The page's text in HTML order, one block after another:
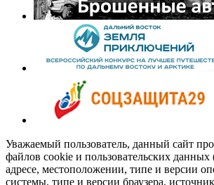
Уважаемый пользователь, данный сайт
файлов cookie и пользовательских
адресе, местоположении, типе и версии
системы, типе и версии браузера,